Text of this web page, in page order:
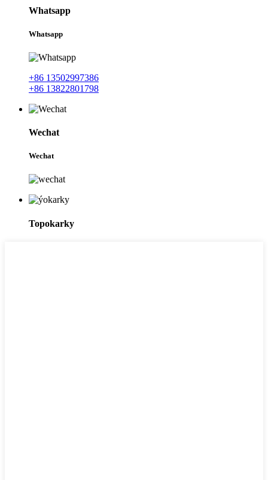
Whatsapp
Whatsapp
+86 13502997386
+86 13822801798
Wechat
Wechat
Topokarky